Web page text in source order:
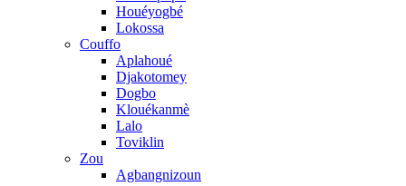
Houéyogbé
Lokossa
Couffo
Aplahoué
Djakotomey
Dogbo
Klouékanmè
Lalo
Toviklin
Zou
Agbangnizoun